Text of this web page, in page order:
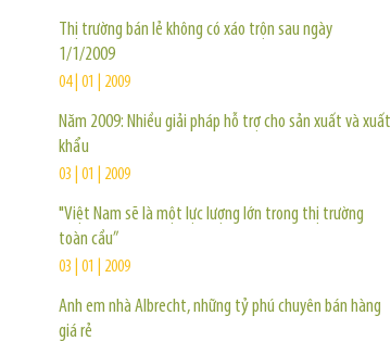
Thị trường bán lẻ không có xáo trộn sau ngày
1/1/2009
04 | 01 | 2009
Năm 2009: Nhiều giải pháp hỗ trợ cho sản xuất và xuất
khẩu
03 | 01 | 2009
"Việt Nam sẽ là một lực lượng lớn trong thị trường
toàn cầu”
03 | 01 | 2009
Anh em nhà Albrecht, những tỷ phú chuyên bán hàng
giá rẻ